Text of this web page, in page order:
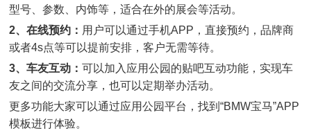
型号、参数、内饰等，适合在外的展会等活动。
2、在线预约： 用户可以通过手机APP，直接预约，品牌商
或者4s点等可以提前安排，客户无需等待。
3、车友互动： 可以加入应用公园的贴吧互动功能，实现车
友之间的交流分享，也可以定期举办活动。
更多功能大家可以通过应用公园平台，找到“BMW宝马”APP
模板进行体验。